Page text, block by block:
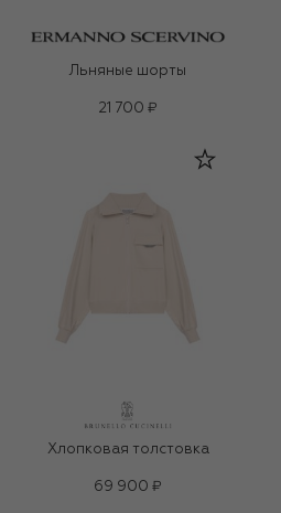
Льняные шорты
21 700 ₽
Хлопковая толстовка
69 900 ₽